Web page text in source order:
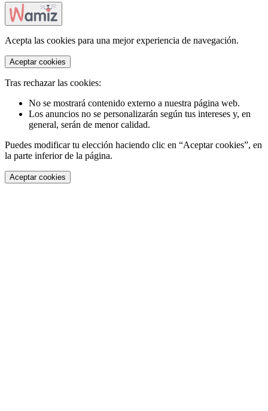
Acepta las cookies para una mejor experiencia de navegación.
Aceptar cookies
Tras rechazar las cookies:
No se mostrará contenido externo a nuestra página web.
Los anuncios no se personalizarán según tus intereses y, en
general, serán de menor calidad.
Puedes modificar tu elección haciendo clic en “Aceptar cookies”, en
la parte inferior de la página.
Aceptar cookies